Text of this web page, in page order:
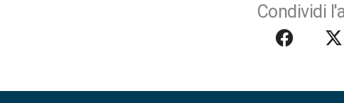
Condividi